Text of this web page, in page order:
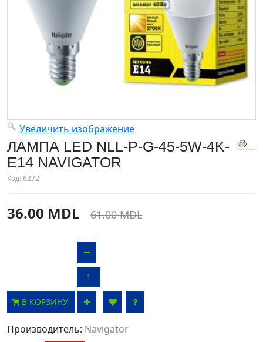
Увеличить изображение
ЛАМПА LED NLL-P-G-45-5W-4K-
E14 NAVIGATOR
Код:6272
36.00 MDL 61.00 MDL
В КОРЗИНУ
Производитель: Navigator